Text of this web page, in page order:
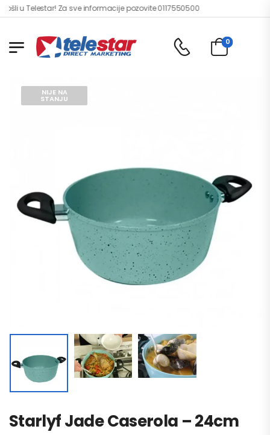
u Telestar! Za sve informacije pozovite 0117550500
0
NIJE NA
STANJU
Starlyf Jade Caserola – 24cm